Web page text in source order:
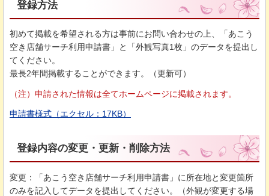
登録方法
初めて掲載を希望される方は事前にお問い合わせの上、「あこう
空き店舗サーチ利用申請書」と「外観写真1枚」のデータを提出し
てください。
最長2年間掲載することができます。（更新可）
（注）申請された情報は全てホームページに掲載されます。
申請書様式（エクセル：17KB）
登録内容の変更・更新・削除方法
変更：「あこう空き店舗サーチ利用申請書」に所在地と変更箇所
のみを記入してデータを提出してください。（外観が変更する場